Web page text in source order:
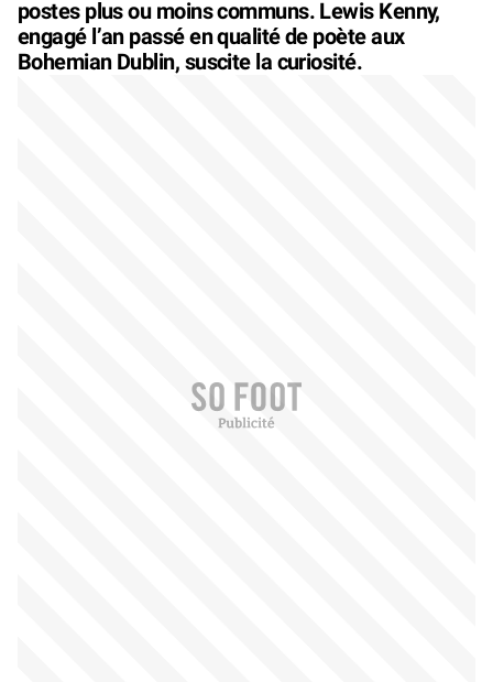
postes plus ou moins communs. Lewis Kenny,
engagé l’an passé en qualité de poète aux
Bohemian Dublin, suscite la curiosité.